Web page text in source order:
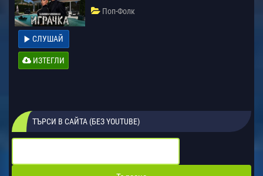
Поп-Фолк
СЛУШАЙ
ИЗТЕГЛИ
ТЪРСИ В САЙТА (БЕЗ YOUTUBE)